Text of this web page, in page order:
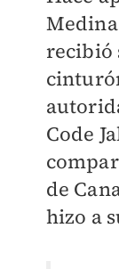
recibió
Code
de
hizo a